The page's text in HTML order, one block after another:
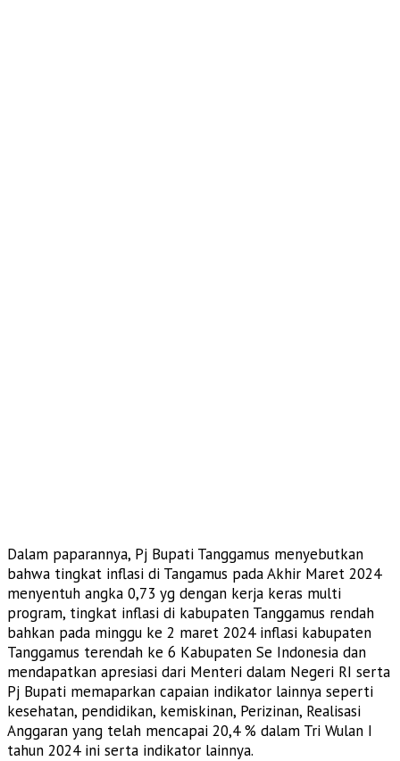
Dalam paparannya, Pj Bupati Tanggamus menyebutkan
bahwa tingkat inflasi di Tangamus pada Akhir Maret 2024
menyentuh angka 0,73 yg dengan kerja keras multi
program, tingkat inflasi di kabupaten Tanggamus rendah
bahkan pada minggu ke 2 maret 2024 inflasi kabupaten
Tanggamus terendah ke 6 Kabupaten Se Indonesia dan
mendapatkan apresiasi dari Menteri dalam Negeri RI serta
Pj Bupati memaparkan capaian indikator lainnya seperti
kesehatan, pendidikan, kemiskinan, Perizinan, Realisasi
Anggaran yang telah mencapai 20,4 % dalam Tri Wulan I
tahun 2024 ini serta indikator lainnya.